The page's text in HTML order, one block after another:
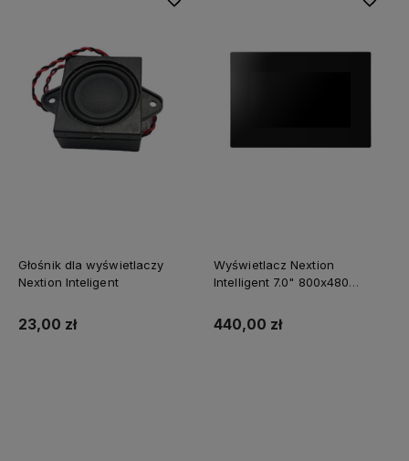
Głośnik dla wyświetlaczy
Nextion Inteligent
23,00 zł
Wyświetlacz Nextion
Intelligent 7.0" 800x480
pojemnościowy panel
dotykowy oraz obudowa
440,00 zł